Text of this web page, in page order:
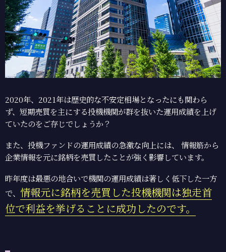
2020年、2021年は歴史的な不安定相場となったにも関わら
ず、短期売買を主にする投機機関が群を抜いた運用成績を上げ
ていたのをご存じでしょうか？
また、投機ファンドの運用成績の急激な向上には、
情報筋から
企業情報を元に銘柄を売買したことが強く影響しています。
昨年度は最悪の地合いで機関の運用成績は著しく低下した一方
で、 情報元に銘柄を売買した投機機関は独走首
位で利益を挙げることに成功したのです。